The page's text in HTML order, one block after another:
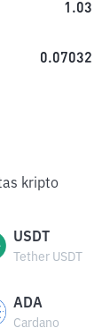
1.03
0.07032
kripto
USDT
Tether USDT
ADA
Cardano